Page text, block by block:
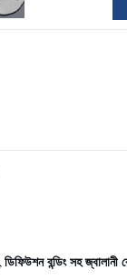
,ডিফিউশন বন্ডিং সহ